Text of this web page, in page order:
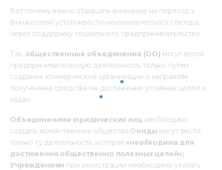
Вот почему важно обращать внимание на переход к
финансовой устойчивости некоммерческого сектора,
через поддержку социального предпринимательства.
Так, общественные объединения (ОО) могут вести
предпринимательскую деятельность только путём
создания коммерческой организации и направляя
полученные средства на достижение уставных целей и
задач.
Объединениям юридических лиц необходимо
создать хозяйственное общество;Фонды могут вести
только ту деятельность, которая «необходима для
достижения общественно полезных целей»;
Учреждениям при регистрации необходимо указать